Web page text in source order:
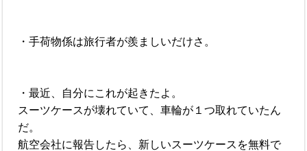
・手荷物係は旅行者が羨ましいだけさ。
・最近、自分にこれが起きたよ。
スーツケースが壊れていて、車輪が１つ取れていたん
だ。
航空会社に報告したら、新しいスーツケースを無料で